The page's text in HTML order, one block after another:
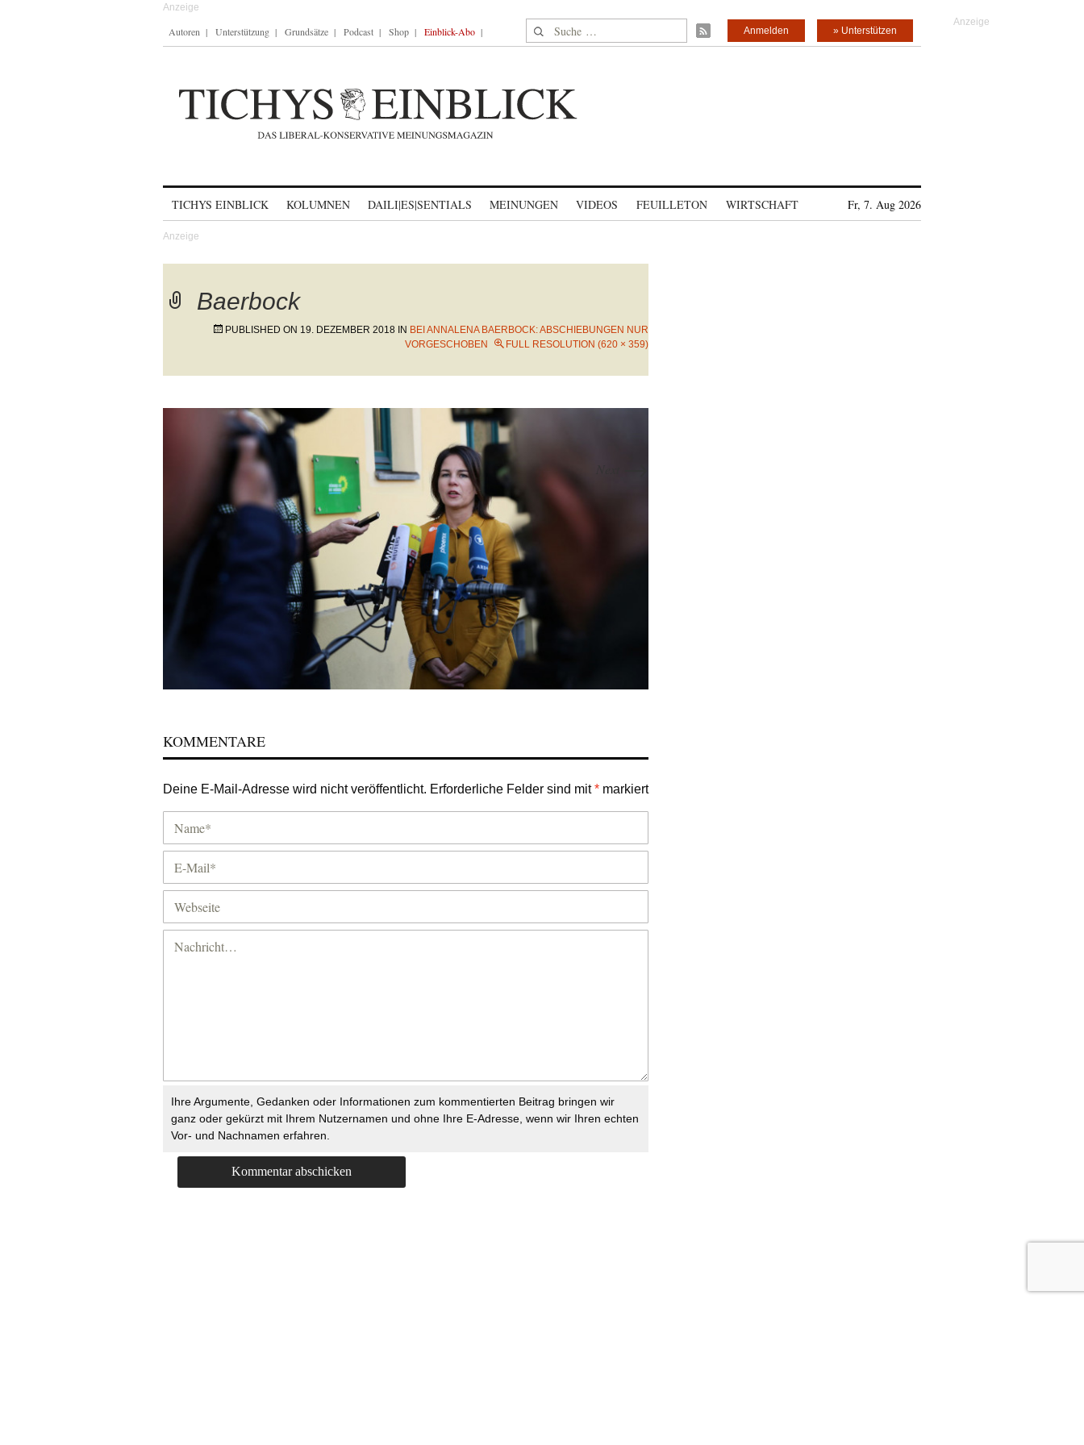
Autoren Unterstützung Grundsätze Podcast Shop Einblick-Abo Suche nach: » Unterstützen
Anmelden
TICHYS EINBLICK KOLUMNEN DAILI|ES|SENTIALS MEINUNGEN VIDEOS FEUILLETON WIRTSCHAFT Fr, 7. Aug 2026
Baerbock
PUBLISHED ON 19. DEZEMBER 2018 IN BEI ANNALENA BAERBOCK: ABSCHIEBUNGEN NUR
VORGESCHOBEN
FULL RESOLUTION (620 × 359)
KOMMENTARE
Deine E-Mail-Adresse wird nicht veröffentlicht. Erforderliche Felder sind mit* markiert
Ihre Argumente, Gedanken oder Informationen zum kommentierten Beitrag bringen wir
ganz oder gekürzt mit Ihrem Nutzernamen und ohne Ihre E-Adresse, wenn wir Ihren echten
Vor- und Nachnamen erfahren.